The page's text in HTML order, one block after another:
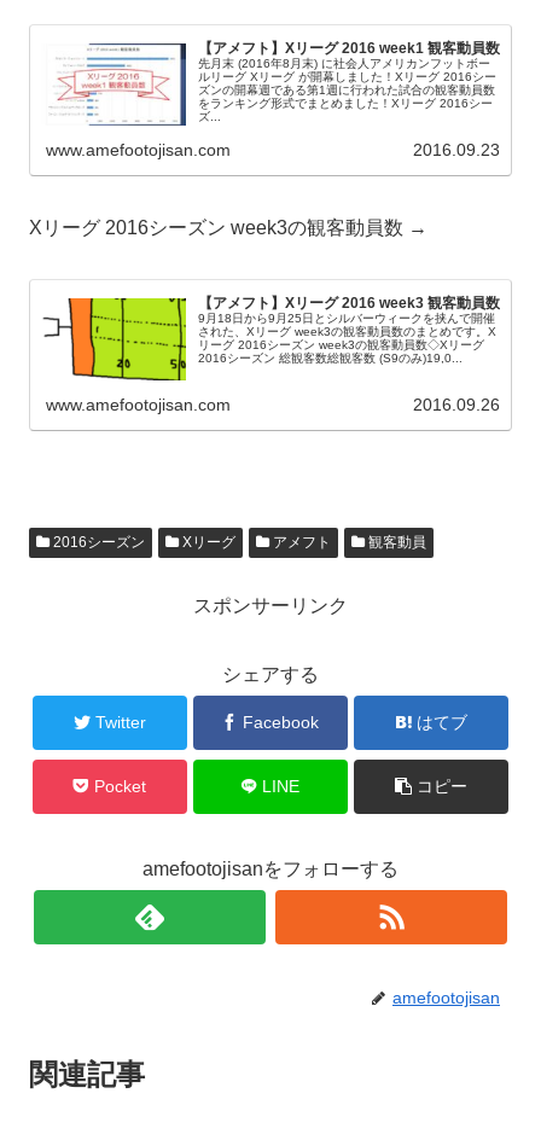
【アメフト】Xリーグ 2016 week1 観客動員数
先月末 (2016年8月末) に社会人アメリカンフットボー
ルリーグ Xリーグ が開幕しました！Xリーグ 2016シー
ズンの開幕週である第1週に行われた試合の観客動員数
をランキング形式でまとめました！Xリーグ 2016シー
ズ...
www.amefootojisan.com 2016.09.23
Xリーグ 2016シーズン week3の観客動員数 →
【アメフト】Xリーグ 2016 week3 観客動員数
9月18日から9月25日とシルバーウィークを挟んで開催
された、Xリーグ week3の観客動員数のまとめです。X
リーグ 2016シーズン week3の観客動員数◇Xリーグ
2016シーズン 総観客数総観客数 (S9のみ)19,0...
www.amefootojisan.com 2016.09.26
2016シーズン Xリーグ アメフト 観客動員
スポンサーリンク
シェアする
Twitter Facebook はてブ
Pocket LINE コピー
amefootojisanをフォローする
amefootojisan
関連記事